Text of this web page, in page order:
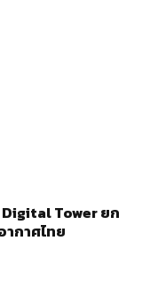
Digital Tower ยก
ากาศไทย